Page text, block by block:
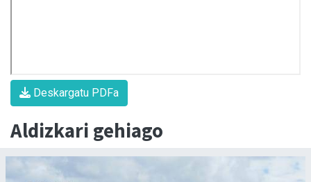
Deskargatu PDFa
Aldizkari gehiago